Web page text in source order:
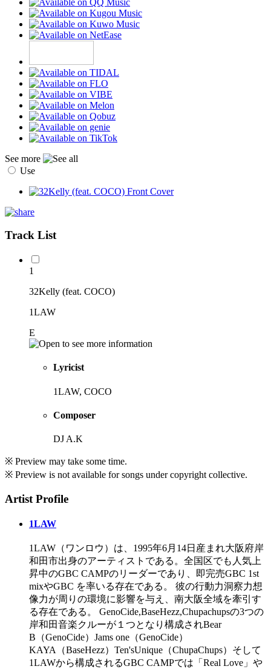
See more
Use
Track List
1
32Kelly (feat. COCO)
1LAW
E
Lyricist
1LAW, COCO
Composer
DJ A.K
※ Preview may take some time.
※ Preview is not available for songs under copyright collective.
Artist Profile
1LAW
1LAW（ワンロウ）は、1995年6月14日産まれ大阪府岸
和田市出身のアーティストである。全国区でも人気上
昇中のGBC CAMPのリーダーであり、即完売GBC 1st
mixやGBC を率いる存在である。 彼の行動力洞察力想
像力が周りの環境に影響を与え、南大阪全域を牽引す
る存在である。 GenoCide,BaseHezz,Chupachupsの3つの
岸和田音楽クルーが１つとなり構成されBear
B（GenoCide）Jams one（GenoCide）
KAYA（BaseHezz）Ten'sUnique（ChupaChups）そして
1LAWから構成されるGBC CAMPでは「Real Love」や